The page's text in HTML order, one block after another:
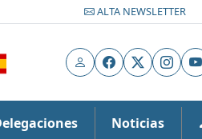
ALTA NEWSLETTER
UsuarioFacebook
X
Noticias